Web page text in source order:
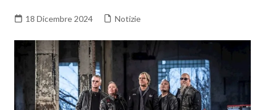
18 Dicembre 2024 Notizie